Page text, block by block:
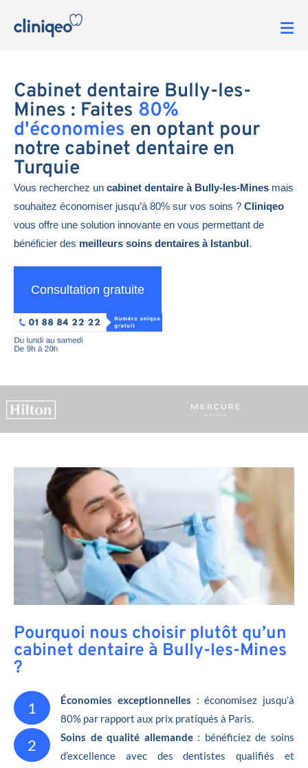
Cabinet dentaire Bully-les-
Mines : Faites 80%
d'économies en optant pour
notre cabinet dentaire en
Turquie
Vous recherchez un cabinet dentaire à Bully-les-Mines mais
souhaitez économiser jusqu’à 80% sur vos soins ? Cliniqeo
vous offre une solution innovante en vous permettant de
bénéficier des meilleurs soins dentaires à Istanbul.
Consultation gratuite
Pourquoi nous choisir plutôt qu’un
cabinet dentaire à Bully-les-Mines
?
1 Économies exceptionnelles : économisez jusqu’à
80% par rapport aux prix pratiqués à Paris.
2 Soins de qualité allemande: bénéficiez de soins
d’excellence avec des dentistes qualifiés et